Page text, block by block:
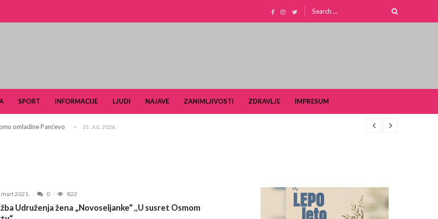
Search
SPORT INFORMACIJE LJUDI NAJAVE ZANIMLJIVOSTI ZDRAVLJE IMPRESUM
u Ulici Dragutina Ilkića Birte kod v... 21. APRIL 2026.
omladine Pančevo 31. JUL 2026.
Stara Misa: Na mrežu će biti pri...
od 25. do 28. juna
u okviru projekta TERRAIN u čijem fo...
mart 2021. 0 822
Udruženja žena „Novoseljanke“ ,,U susret Osmom